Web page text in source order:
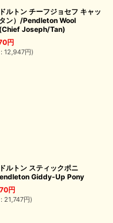
ルトン チーフジョセフ キャッ
ン）/Pendleton Wool
Joseph/Tan)
円
: 12,947円)
ルトン スティックポニ
Giddy-Up Pony
円
: 21,747円)